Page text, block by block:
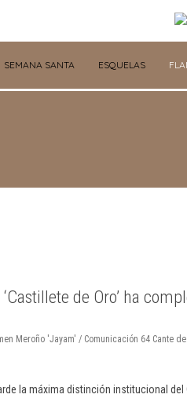
SEMANA SANTA ESQUELAS
de Oro’ ha
Meroño 'Jayam' / Comunicación 64 Cante
la máxima distinción institucional del